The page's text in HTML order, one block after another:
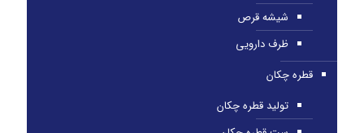
شیشه قرص
ظرف دارویی
قطره چکان
تولید قطره چکان